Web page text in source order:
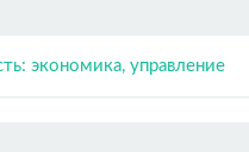
экономика, управление